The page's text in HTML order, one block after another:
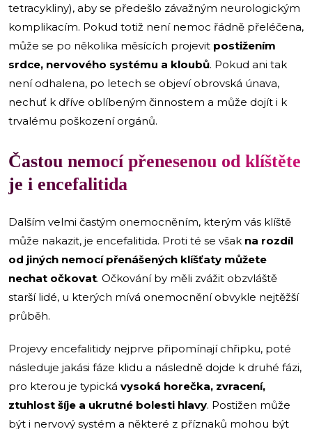
tetracykliny), aby se předešlo závažným neurologickým
komplikacím. Pokud totiž není nemoc řádně přeléčena,
může se po několika měsících projevit postižením
srdce, nervového systému a kloubů. Pokud ani tak
není odhalena, po letech se objeví obrovská únava,
nechuť k dříve oblíbeným činnostem a může dojít i k
trvalému poškození orgánů.
Častou nemocí přenesenou od klíštěte
je i encefalitida
Dalším velmi častým onemocněním, kterým vás klíště
může nakazit, je encefalitida. Proti té se však na rozdíl
od jiných nemocí přenášených klíšťaty můžete
nechat očkovat. Očkování by měli zvážit obzvláště
starší lidé, u kterých mívá onemocnění obvykle nejtěžší
průběh.
Projevy encefalitidy nejprve připomínají chřipku, poté
následuje jakási fáze klidu a následně dojde k druhé fázi,
pro kterou je typická vysoká horečka, zvracení,
ztuhlost šíje a ukrutné bolesti hlavy. Postižen může
být i nervový systém a některé z příznaků mohou být